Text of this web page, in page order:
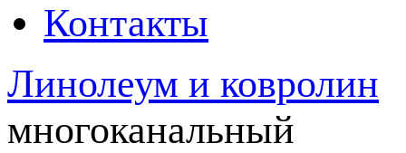
Контакты
Линолеум и ковролин
многоканальный